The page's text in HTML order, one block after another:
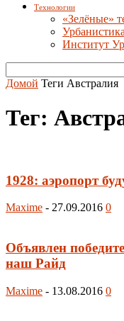
Технологии
«Зелёные»
Урбанистика
Институт
Домой Теги Австралия
Тег:
1928: аэропорт
Maxime - 27.09.2016 0
Объявлен
наш Райд
Maxime - 13.08.2016 0